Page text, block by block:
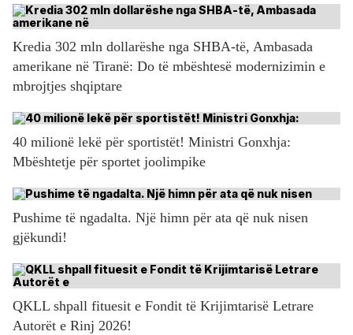
Kredia 302 mln dollarëshe nga SHBA-të, Ambasada
amerikane në Tiranë: Do të mbështesë modernizimin e
mbrojtjes shqiptare
40 milionë lekë për sportistët! Ministri Gonxhja:
Mbështetje për sportet joolimpike
Pushime të ngadalta. Një himn për ata që nuk nisen
gjëkundi!
QKLL shpall fituesit e Fondit të Krijimtarisë Letrare
Autorët e Rinj 2026!